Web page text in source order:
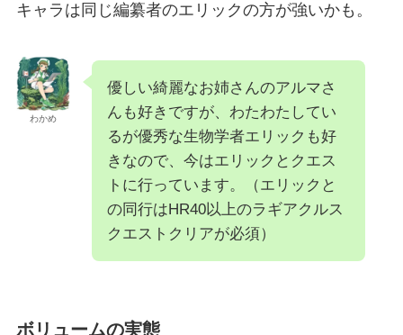
キャラは同じ編纂者のエリックの方が強いかも。
わかめ
優しい綺麗なお姉さんのアルマさ
んも好きですが、わたわたしてい
るが優秀な生物学者エリックも好
きなので、今はエリックとクエス
トに行っています。（エリックと
の同行はHR40以上のラギアクルス
クエストクリアが必須）
ボリュームの実態